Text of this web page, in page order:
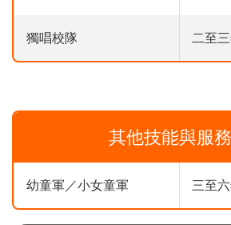
獨唱校隊 二至
其他技能與服
幼童軍／小女童軍 三至